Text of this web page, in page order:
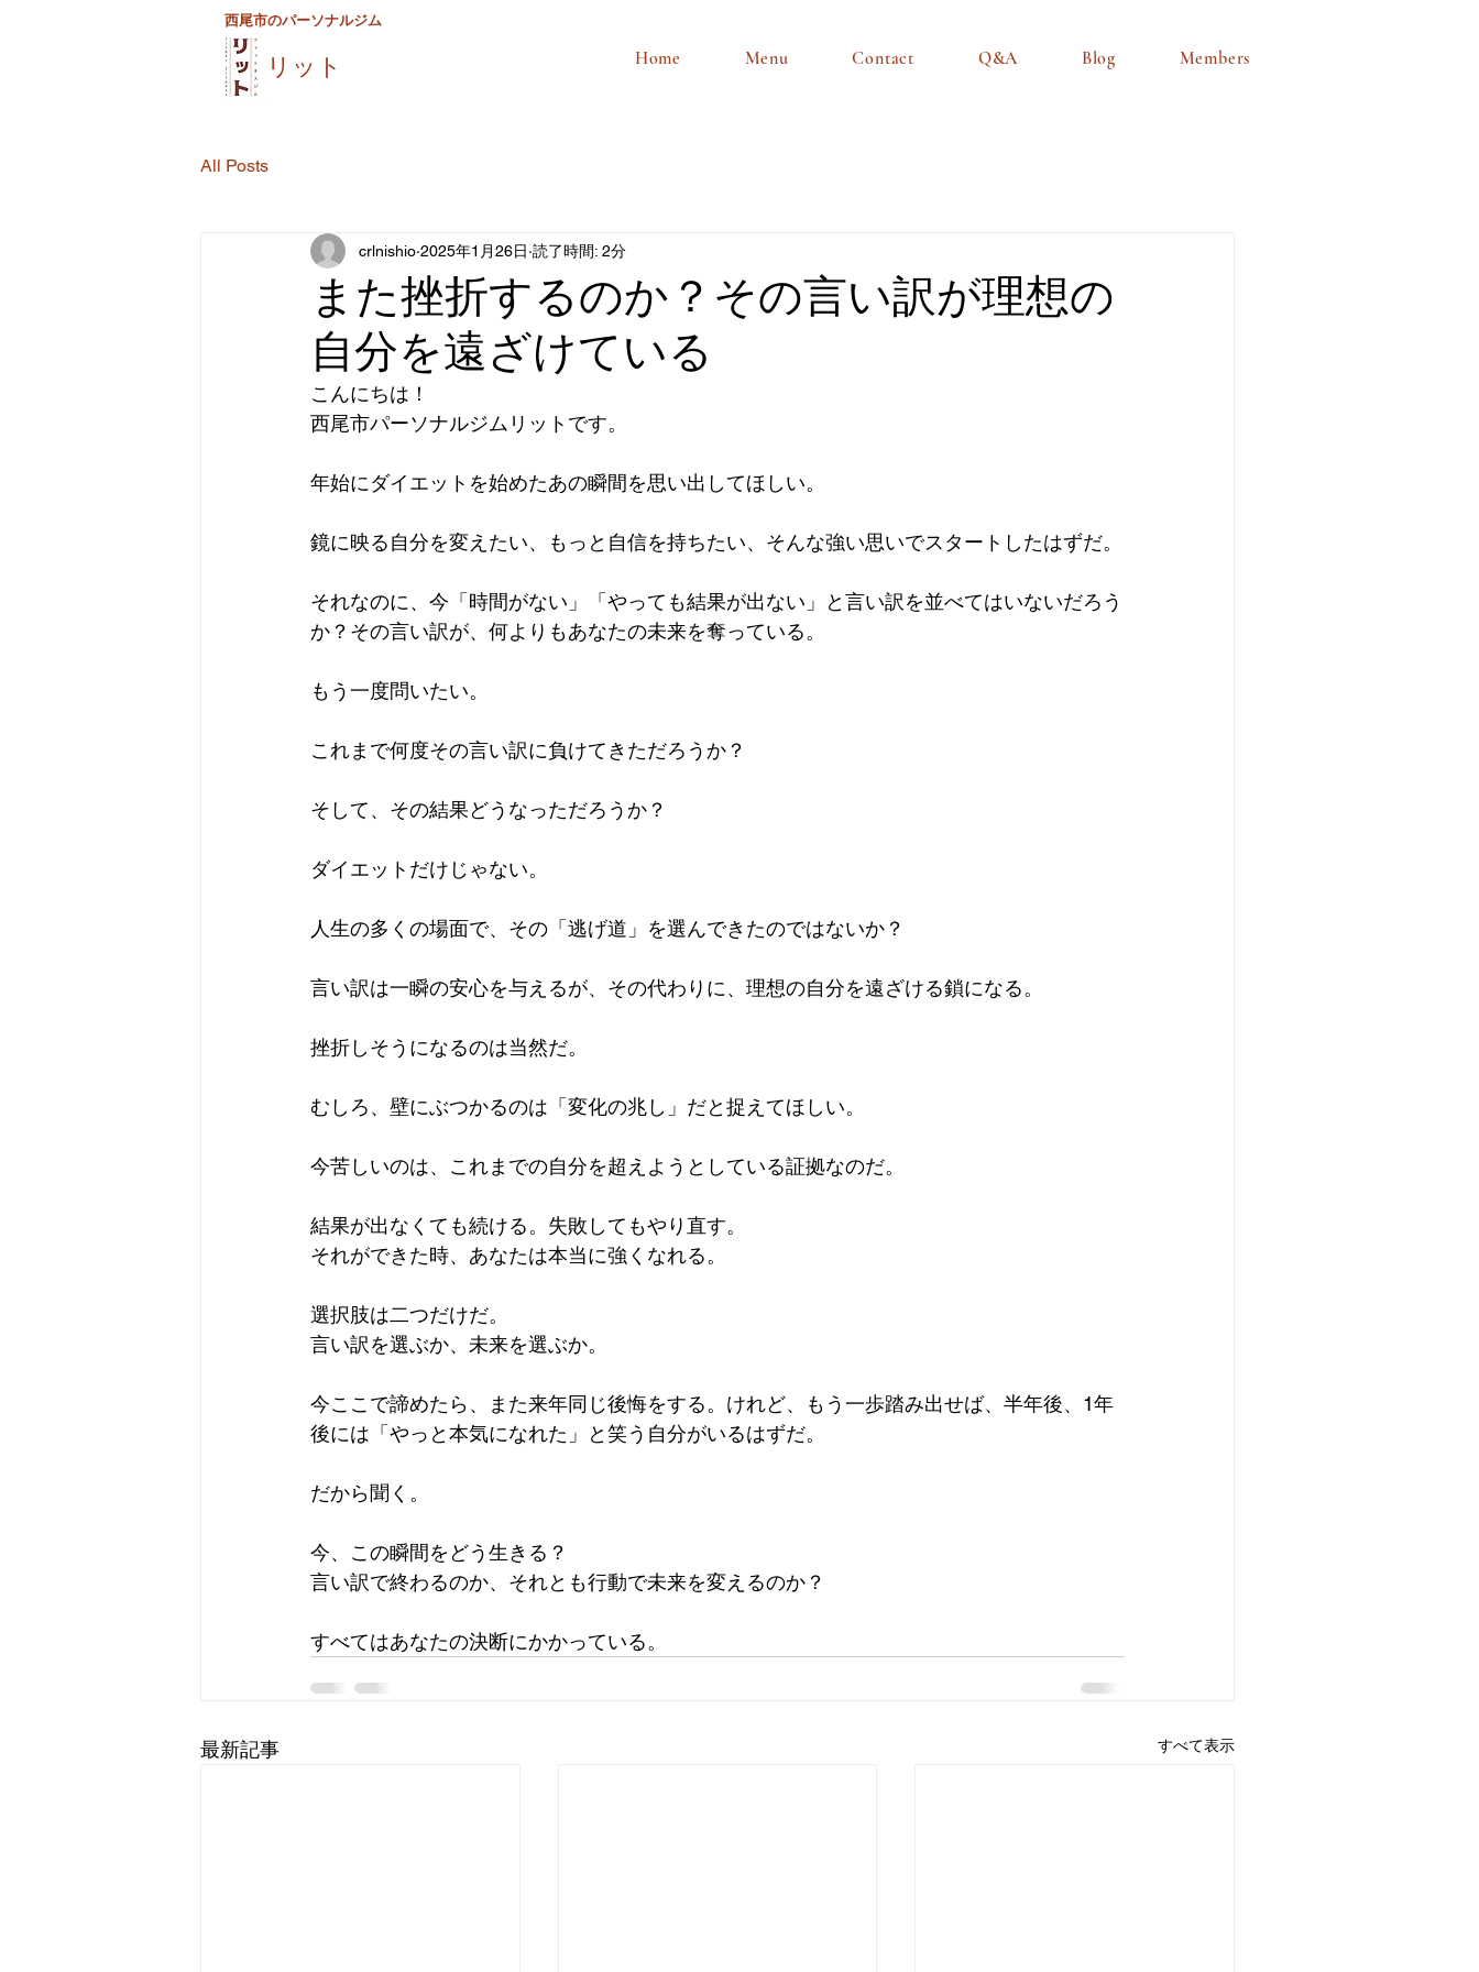
西尾市のパーソナルジム
リット Home Menu Contact Q&A Blog Members
All Posts
また挫折するのか？その言い訳が理想の
自分を遠ざけている
crlnishio 2025年1月26日 読了時間: 2分
こんにちは！
西尾市パーソナルジムリットです。
年始にダイエットを始めたあの瞬間を思い出してほしい。
鏡に映る自分を変えたい、もっと自信を持ちたい、そんな強い思いでスタートしたはずだ。
それなのに、今「時間がない」「やっても結果が出ない」と言い訳を並べてはいないだろう
か？その言い訳が、何よりもあなたの未来を奪っている。
もう一度問いたい。
これまで何度その言い訳に負けてきただろうか？
そして、その結果どうなっただろうか？
ダイエットだけじゃない。
人生の多くの場面で、その「逃げ道」を選んできたのではないか？
言い訳は一瞬の安心を与えるが、その代わりに、理想の自分を遠ざける鎖になる。
挫折しそうになるのは当然だ。
むしろ、壁にぶつかるのは「変化の兆し」だと捉えてほしい。
今苦しいのは、これまでの自分を超えようとしている証拠なのだ。
結果が出なくても続ける。失敗してもやり直す。
それができた時、あなたは本当に強くなれる。
選択肢は二つだけだ。
言い訳を選ぶか、未来を選ぶか。
今ここで諦めたら、また来年同じ後悔をする。けれど、もう一歩踏み出せば、半年後、1年
後には「やっと本気になれた」と笑う自分がいるはずだ。
だから聞く。
今、この瞬間をどう生きる？
言い訳で終わるのか、それとも行動で未来を変えるのか？
すべてはあなたの決断にかかっている。
最新記事 すべて表示